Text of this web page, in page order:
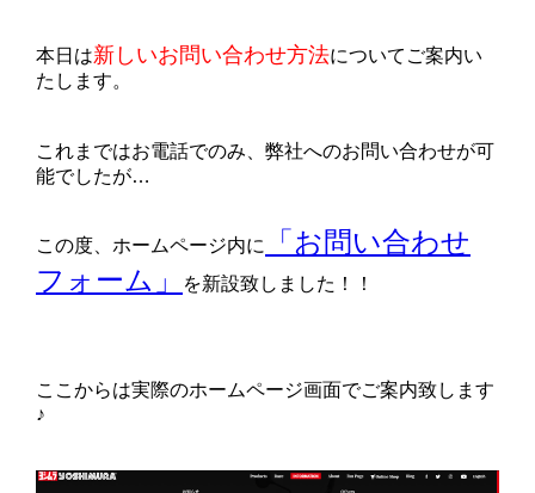
本日は新しいお問い合わせ方法についてご案内い
たします。
これまではお電話でのみ、弊社へのお問い合わせが可
能でしたが…
この度、ホームページ内に
「お問い合わせ
フォーム」
を新設致しました！！
ここからは実際のホームページ画面でご案内致します
♪